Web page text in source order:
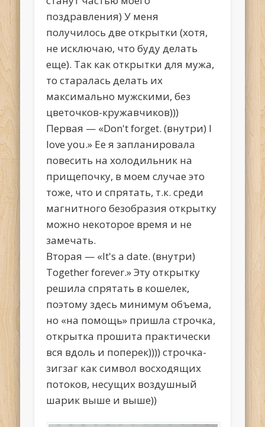
поздравления) У меня
получилось две открытки (хотя,
не исключаю, что буду делать
еще). Так как открытки для мужа,
то старалась делать их
максимально мужскими, без
цветочков-кружавчиков)))
Первая — «Don't forget. (внутри) I
love you.» Ее я запланировала
повесить на холодильник на
прищепочку, в моем случае это
тоже, что и спрятать, т.к. среди
магнитного безобразия открытку
можно некоторое время и не
замечать.
Вторая — «It's a date. (внутри)
Together forever.» Эту открытку
решила спрятать в кошелек,
поэтому здесь минимум объема,
но «на помощь» пришла строчка,
открытка прошита практически
вся вдоль и поперек)))) строчка-
зигзаг как символ восходящих
потоков, несущих воздушный
шарик выше и выше))